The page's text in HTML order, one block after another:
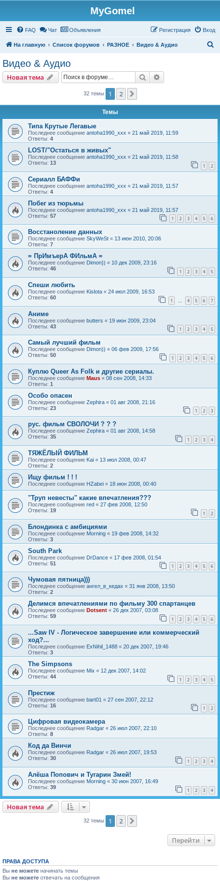
MyGomel
FAQ Чат Объявления Вход
Регистрация
На главную Список форумов РАЗНОЕ Видео & Аудио
Видео & Аудио
Новая тема
Новаятема Поиск
32 темы 1 2
Темы
Типа Крутые Легавые
Последнее сообщение antoha1990_xxx « 21 май 2019, 11:59
Ответы: 4
LOST/"Остаться в живых"
Последнее сообщение antoha1990_xxx « 21 май 2019, 11:58
Ответы: 13 1 2
Сериалл БАФФи
Последнее сообщение antoha1990_xxx « 21 май 2019, 11:57
Ответы: 4
Побег из тюрьмы
Последнее сообщение antoha1990_xxx « 21 май 2019, 11:57
Ответы: 57 1 2 3 4 5 6
Восстаноление данных
Последнее сообщение SkyWeSt « 13 июн 2010, 20:06
Ответы: 7
= ПрИмъерА ФИльмА =
Последнее сообщение Dimon)) « 10 дек 2009, 23:16
Ответы: 46 1 2 3 4 5
Спеши любить
Последнее сообщение Kislota « 24 июл 2009, 16:53
Ответы: 60 1 … 4 5 6 7
Аниме
Последнее сообщение butters « 19 июн 2009, 23:04
Ответы: 43 1 2 3 4 5
Самый лучший фильм
Последнее сообщение Dimon)) « 06 фев 2009, 17:56
Ответы: 50 1 2 3 4 5 6
Куплю Queer As Folk и другие сериалы.
Последнее сообщение Maus « 08 сен 2008, 14:33
Ответы: 1
Особо опасен
Последнее сообщение Zephira « 01 авг 2008, 21:16
Ответы: 23 1 2 3
рус. фильм СВОЛОЧИ ? ? ?
Последнее сообщение Zephira « 01 авг 2008, 14:58
Ответы: 35 1 2 3 4
ТЯЖЁЛЫЙ ФИЛЬМ
Последнее сообщение Kai « 13 июл 2008, 00:47
Ответы: 2
Ищу фильм ! ! !
Последнее сообщение HZabei « 18 июн 2008, 00:40
"Труп невесты" какие впечатления???
Последнее сообщение red « 27 фев 2008, 12:50
Ответы: 19 1 2
Блондинка с амбициями
Последнее сообщение Morning « 19 фев 2008, 14:32
Ответы: 3
South Park
Последнее сообщение DrDance « 17 фев 2008, 01:54
Ответы: 51 1 2 3 4 5 6
Чумовая пятница)))
Последнее сообщение ангел_в_кедах « 31 янв 2008, 13:50
Ответы: 2
Делимся впечатлениями по фильму 300 спартанцев
Последнее сообщение Dotsent « 26 дек 2007, 03:08
Ответы: 59 1 2 3 4 5 6
...Saw IV - Логическое завершение или коммерческий
ход?...
Последнее сообщение ExNihil_1488 « 20 дек 2007, 19:46
Ответы: 3
The Simpsons
Последнее сообщение Mix « 12 дек 2007, 14:02
Ответы: 44 1 2 3 4 5
Престиж
Последнее сообщение bart01 « 27 сен 2007, 22:12
Ответы: 16 1 2
Цифровая видеокамера
Последнее сообщение Radgar « 26 июл 2007, 22:10
Ответы: 8
Код да Винчи
Последнее сообщение Radgar « 26 июл 2007, 19:53
Ответы: 30 1 2 3 4
Алёша Попович и Тугарин Змей!
Последнее сообщение Morning « 30 июн 2007, 16:49
Ответы: 39 1 2 3 4
Новая тема
Новаятема
32 темы 1 2
Перейти
ПРАВА ДОСТУПА
Вы не можете начинать темы
Вы не можете отвечать на сообщения